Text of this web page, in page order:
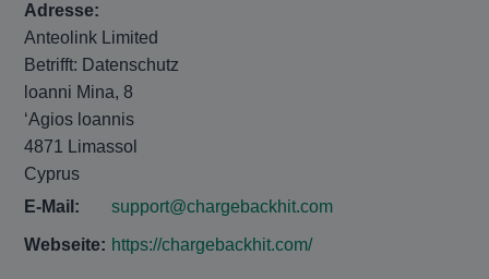
Adresse:
Anteolink Limited
Betrifft: Datenschutz
loanni Mina, 8
‘Agios loannis
4871 Limassol
Cyprus
E-Mail:
support@chargebackhit.com
Webseite: https://chargebackhit.com/